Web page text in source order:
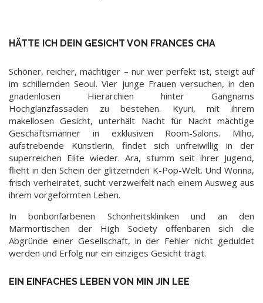
HÄTTE ICH DEIN GESICHT VON FRANCES CHA
Schöner, reicher, mächtiger – nur wer perfekt ist, steigt auf
im schillernden Seoul. Vier junge Frauen versuchen, in den
gnadenlosen Hierarchien hinter Gangnams
Hochglanzfassaden zu bestehen. Kyuri, mit ihrem
makellosen Gesicht, unterhält Nacht für Nacht mächtige
Geschäftsmänner in exklusiven Room-Salons. Miho,
aufstrebende Künstlerin, findet sich unfreiwillig in der
superreichen Elite wieder. Ara, stumm seit ihrer Jugend,
flieht in den Schein der glitzernden K-Pop-Welt. Und Wonna,
frisch verheiratet, sucht verzweifelt nach einem Ausweg aus
ihrem vorgeformten Leben.
In bonbonfarbenen Schönheitskliniken und an den
Marmortischen der High Society offenbaren sich die
Abgründe einer Gesellschaft, in der Fehler nicht geduldet
werden und Erfolg nur ein einziges Gesicht trägt.
EIN EINFACHES LEBEN VON MIN JIN LEE